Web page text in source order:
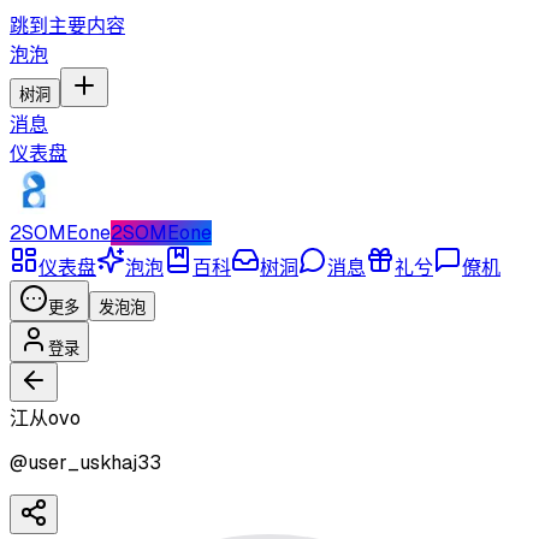
跳到主要内容
泡泡
树洞
消息
仪表盘
2SOMEone2SOMEone
仪表盘
泡泡 百科 树洞 消息 礼兮 僚机
更多 发泡泡
登录
江从ovo
@user_uskhaj33